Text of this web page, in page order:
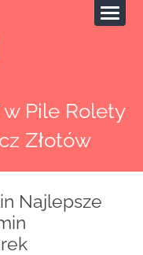
w Pile Rolety
Złotów
Najlepsze